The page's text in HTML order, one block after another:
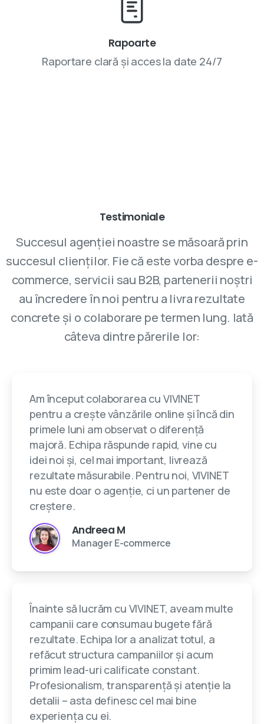
Rapoarte
Raportare clară și acces la date 24/7
Testimoniale
Succesul agenției noastre se măsoară prin
succesul clienților. Fie că este vorba despre e-
commerce, servicii sau B2B, partenerii noștri
au încredere în noi pentru a livra rezultate
concrete și o colaborare pe termen lung. Iată
câteva dintre părerile lor:
Am început colaborarea cu VIVINET
pentru a crește vânzările online și încă din
primele luni am observat o diferență
majoră. Echipa răspunde rapid, vine cu
idei noi și, cel mai important, livrează
rezultate măsurabile. Pentru noi, VIVINET
nu este doar o agenție, ci un partener de
creștere.
Andreea M
Manager E-commerce
Înainte să lucrăm cu VIVINET, aveam multe
campanii care consumau bugete fără
rezultate. Echipa lor a analizat totul, a
refăcut structura campaniilor și acum
primim lead-uri calificate constant.
Profesionalism, transparență și atenție la
detalii – asta definesc cel mai bine
experiența cu ei.